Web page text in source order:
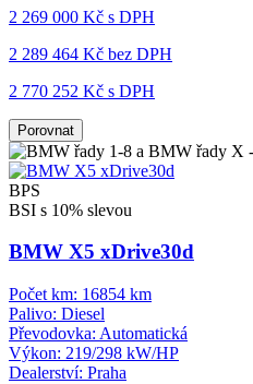
2 269 000 Kč s DPH
2 289 464 Kč bez DPH
2 770 252 Kč s DPH
Porovnat
BPS
BSI s 10% slevou
BMW X5 xDrive30d
Počet km: 16854 km
Palivo: Diesel
Převodovka: Automatická
Výkon: 219/298 kW/HP
Dealerství: Praha